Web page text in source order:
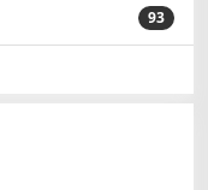
93